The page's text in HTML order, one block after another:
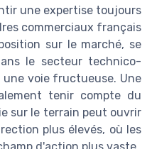
une expertise toujours
commerciaux français
sur le marché, se
le secteur technico-
voie fructueuse. Une
tenir compte du
sur le terrain peut ouvrir
plus élevés, où les